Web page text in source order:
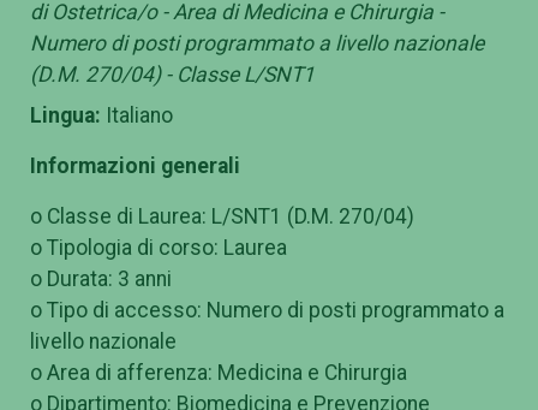
di Ostetrica/o - Area di Medicina e Chirurgia -
Numero di posti programmato a livello nazionale
(D.M. 270/04) - Classe L/SNT1
Lingua: Italiano
Informazioni generali
o Classe di Laurea: L/SNT1 (D.M. 270/04)
o Tipologia di corso: Laurea
o Durata: 3 anni
o Tipo di accesso: Numero di posti programmato a
livello nazionale
o Area di afferenza: Medicina e Chirurgia
o Dipartimento: Biomedicina e Prevenzione